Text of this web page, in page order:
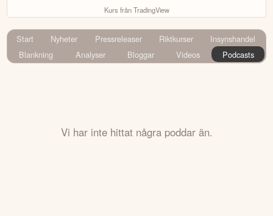
Kurs från TradingView
Start Nyheter Pressreleaser Riktkurser
Insynshandel
Blankning
Analyser Bloggar Videos Podcasts
Vi har inte hittat några poddar än.